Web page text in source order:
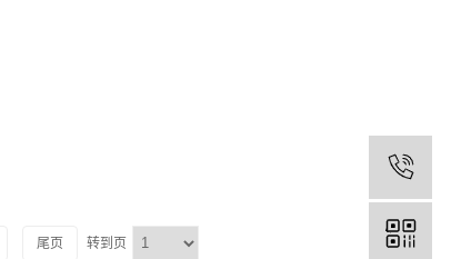
尾页 转到页